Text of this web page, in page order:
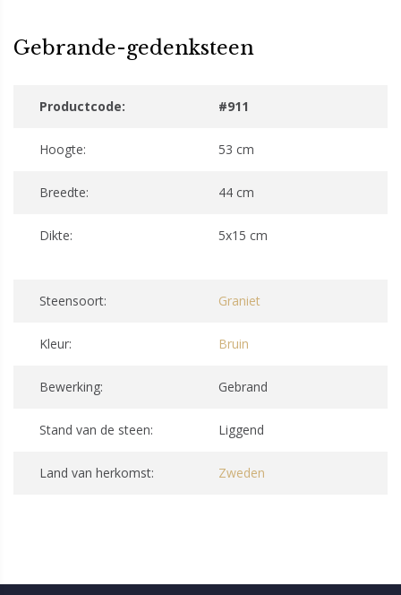
Gebrande-gedenksteen
Productcode: #911
Hoogte: 53 cm
Breedte: 44 cm
Dikte: 5x15 cm
Steensoort: Graniet
Kleur: Bruin
Bewerking: Gebrand
Stand van de steen: Liggend
Land van herkomst: Zweden